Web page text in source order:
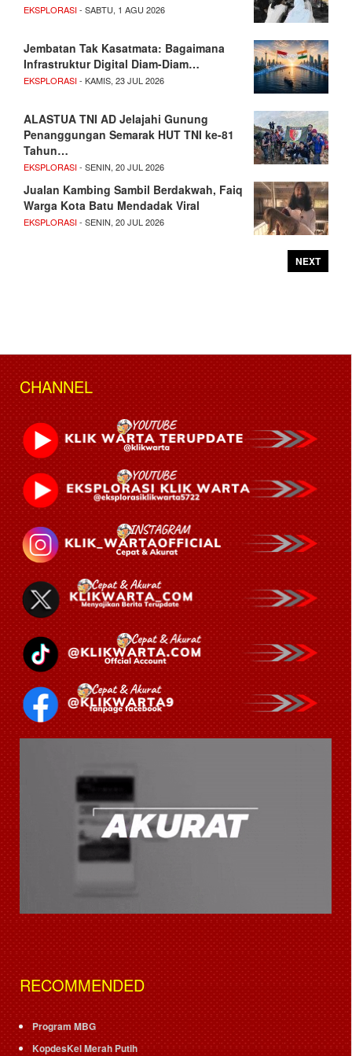
EKSPLORASI- SABTU, 1 AGU 2026
Jembatan Tak Kasatmata: Bagaimana
Infrastruktur Digital Diam-Diam…
EKSPLORASI- KAMIS, 23 JUL 2026
ALASTUA TNI AD Jelajahi Gunung
Penanggungan Semarak HUT TNI ke-81
Tahun…
EKSPLORASI- SENIN, 20 JUL 2026
Jualan Kambing Sambil Berdakwah, Faiq
Warga Kota Batu Mendadak Viral
EKSPLORASI- SENIN, 20 JUL 2026
NEXT
CHANNEL
RECOMMENDED
Program MBG
KopdesKel Merah Putih